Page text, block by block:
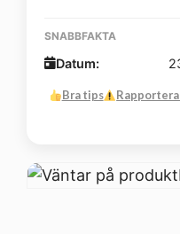
SNABBFAKTA
Datum:
Bra tips